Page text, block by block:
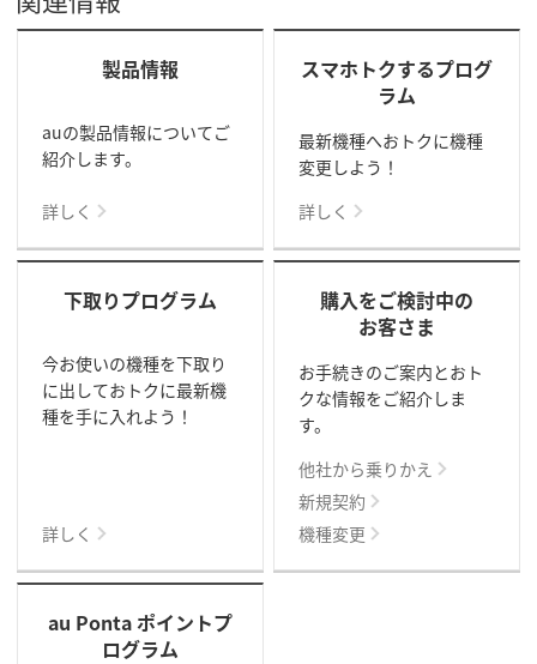
製品情報
auの製品情報についてご
紹介します。
詳しく
スマホトクするプログ
ラム
最新機種へおトクに機種
変更しよう！
詳しく
下取りプログラム
今お使いの機種を下取り
に出しておトクに最新機
種を手に入れよう！
詳しく
購入をご検討中の
お客さま
お手続きのご案内とおト
クな情報をご紹介しま
す。
他社から乗りかえ
新規契約
機種変更
au Ponta ポイントプ
ログラム